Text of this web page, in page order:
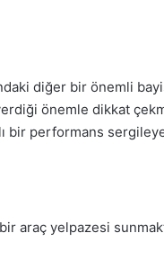
diğer bir önemli
önemle dikkat
performans
araç yelpazesi